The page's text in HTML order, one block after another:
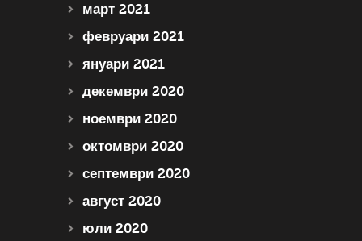
март 2021
февруари 2021
януари 2021
декември 2020
ноември 2020
октомври 2020
септември 2020
август 2020
юли 2020